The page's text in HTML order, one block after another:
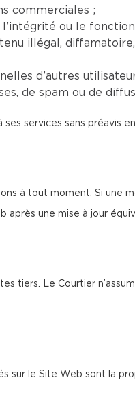
commerciales ;
ou le
illégal,
d’autres
de spam ou de
services sans préavis
à tout moment. Si une
après une mise à jour
tiers. Le Courtier
sur le Site Web sont la